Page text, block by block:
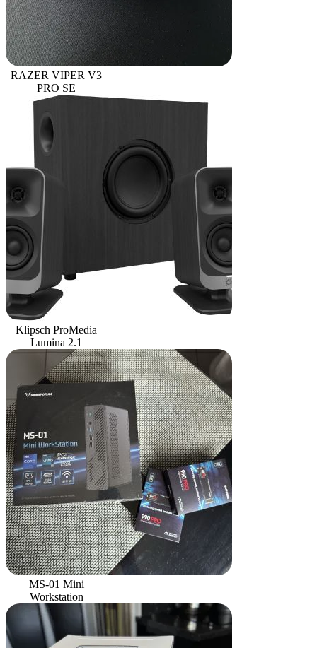
RAZER VIPER V3
PRO SE
Klipsch ProMedia
Lumina 2.1
MS-01 Mini
Workstation